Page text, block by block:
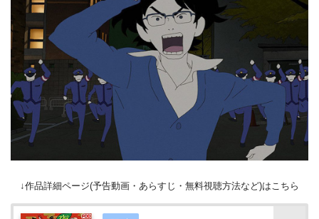
↓作品詳細ページ(予告動画・あらすじ・無料視聴方法など)はこちら